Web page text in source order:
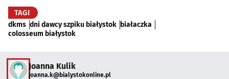
TAGI
dkms dni dawcy szpiku białystok białaczka
colosseum białystok
Joanna Kulik
joanna.k@bialystokonline.pl